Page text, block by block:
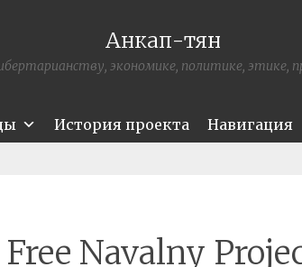
Анкап-тян
экономике, политике, этике,
История проекта Навигация
Free Navalny